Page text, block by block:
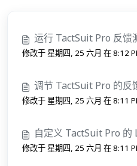
运行 TactSuit Pro 反馈
修改于 星期四, 25 六月 在 8:12
调节 TactSuit Pro 的反
修改于 星期四, 25 六月 在 8:11
自定义 TactSuit Pro 的
修改于 星期四, 25 六月 在 8:11